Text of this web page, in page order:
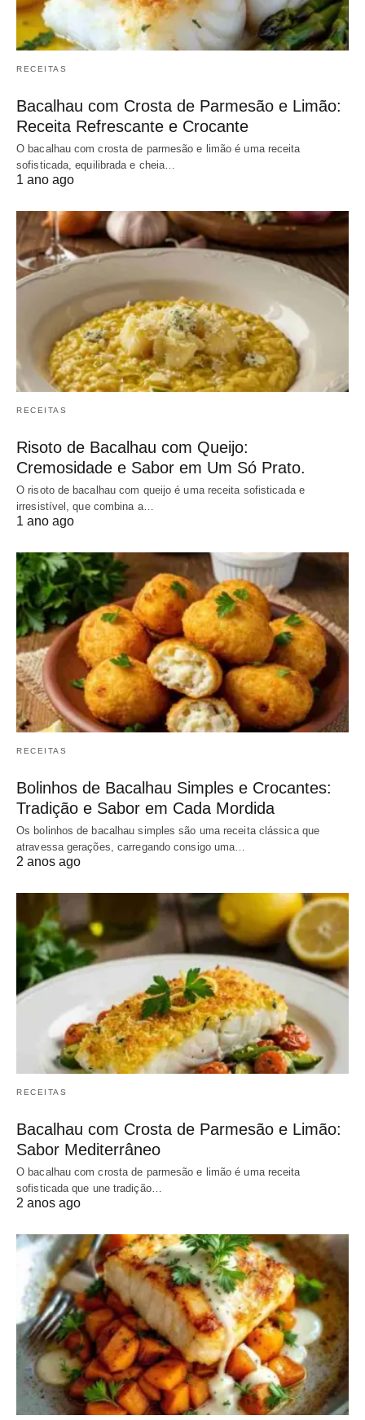
RECEITAS
Bacalhau com Crosta de Parmesão e Limão:
Receita Refrescante e Crocante
O bacalhau com crosta de parmesão e limão é uma receita
sofisticada, equilibrada e cheia…
1 ano ago
RECEITAS
Risoto de Bacalhau com Queijo:
Cremosidade e Sabor em Um Só Prato.
O risoto de bacalhau com queijo é uma receita sofisticada e
irresistível, que combina a…
1 ano ago
RECEITAS
Bolinhos de Bacalhau Simples e Crocantes:
Tradição e Sabor em Cada Mordida
Os bolinhos de bacalhau simples são uma receita clássica que
atravessa gerações, carregando consigo uma…
2 anos ago
RECEITAS
Bacalhau com Crosta de Parmesão e Limão:
Sabor Mediterrâneo
O bacalhau com crosta de parmesão e limão é uma receita
sofisticada que une tradição…
2 anos ago